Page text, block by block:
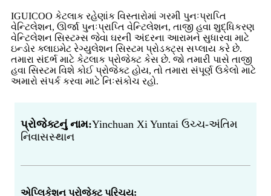
IGUICOO કેટલાક રહેણાંક વિસ્તારોમાં ગરમી પુનઃપ્રાપ્તિ
વેન્ટિલેશન, ઊર્જા પુનઃપ્રાપ્તિ વેન્ટિલેશન, તાજી હવા શુદ્ધિકરણ
વેન્ટિલેશન સિસ્ટમ્સ જેવા ઘરની અંદરના આરામને સુધારવા માટે
ઇન્ડોર ક્લાઇમેટ રેગ્યુલેશન સિસ્ટમ પ્રોડક્ટ્સ સપ્લાય કરે છે.
તમારા સંદર્ભ માટે કેટલાક પ્રોજેક્ટ કેસ છે. જો તમારી પાસે તાજી
હવા સિસ્ટમ વિશે કોઈ પ્રોજેક્ટ હોય, તો તમારા સંપૂર્ણ ઉકેલો માટે
અમારો સંપર્ક કરવા માટે નિઃસંકોચ રહો.
પ્રોજેક્ટનું નામ:Yinchuan Xi Yuntai ઉચ્ચ-અંતિમ
નિવાસસ્થાન
એપ્લિકેશન પ્રોજેક્ટ પરિચય: